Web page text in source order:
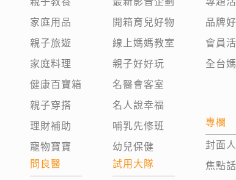
家庭用品
親子旅遊
家庭料理
健康百寶箱
親子穿搭
理財補助
寵物寶寶
問良醫
開箱育兒好物
線上媽媽教室
親子好好玩
名醫會客室
名人說幸福
哺乳先修班
幼兒保健
試用大隊
品牌
會員
全台
專欄
封面
焦點